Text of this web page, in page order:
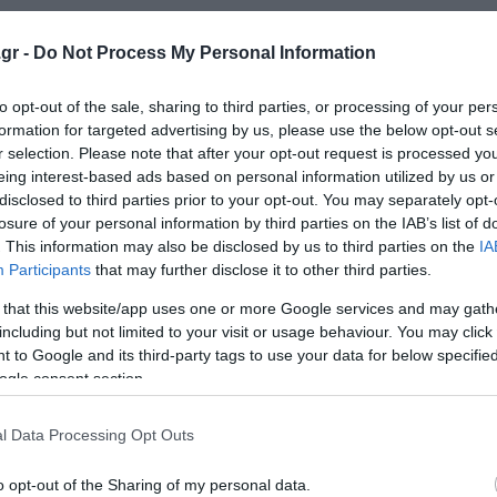
- Do Not Process My Personal Information
opt-out of the sale, sharing to third parties, or processing of your
for targeted advertising by us, please use the below opt-out
selection. Please note that after your opt-out request is processed
interest-based ads based on personal information utilized by us
to third parties prior to your opt-out. You may separately
of your personal information by third parties on the IAB’s list of
This information may also be disclosed by us to third parties on the
Participants that may further disclose it to other third parties.
that this website/app uses one or more Google services and may
but not limited to your visit or usage behaviour. You may
to Google and its third-party tags to use your data for below
consent section.
Data Processing Opt Outs
opt-out of the Sharing of my personal data.
Metallica στο ΟΑΚΑ με Αποκλειστικό Χορηγό την
στην Ελλάδα
περίβολος του Τύμβου Κάστα (Photos)
Lykavitos.gr στο Google News